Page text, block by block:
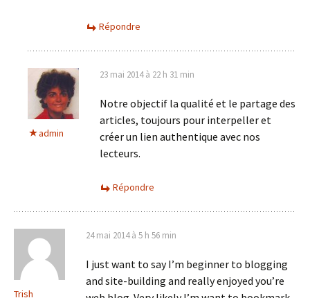
Répondre
admin
23 mai 2014 à 22 h 31 min
Notre objectif la qualité et le partage des
articles, toujours pour interpeller et
créer un lien authentique avec nos
lecteurs.
Répondre
Trish
24 mai 2014 à 5 h 56 min
I just want to say I’m beginner to blogging
and site-building and really enjoyed you’re